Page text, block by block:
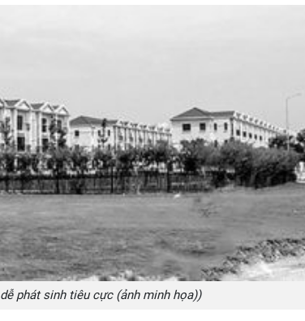
phát sinh tiêu cực (ảnh minh họa))